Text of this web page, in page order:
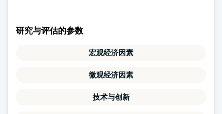
研究与评估的参数
宏观经济因素
微观经济因素
技术与创新